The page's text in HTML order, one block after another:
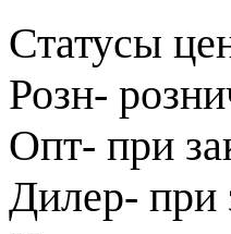
Статусы
Розн-
Опт- при
Дилер- при